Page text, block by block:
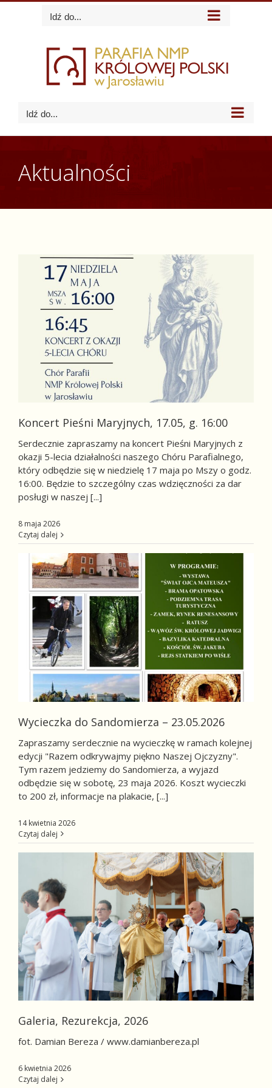
Idź do...
Idź do...
Aktualności
Koncert Pieśni Maryjnych, 17.05, g. 16:00
Serdecznie zapraszamy na koncert Pieśni Maryjnych z
okazji 5-lecia działalności naszego Chóru Parafialnego,
który odbędzie się w niedzielę 17 maja po Mszy o godz.
16:00. Będzie to szczególny czas wdzięczności za dar
posługi w naszej [...]
8 maja 2026
Czytaj dalej
Wycieczka do Sandomierza – 23.05.2026
Zapraszamy serdecznie na wycieczkę w ramach kolejnej
edycji "Razem odkrywajmy piękno Naszej Ojczyzny".
Tym razem jedziemy do Sandomierza, a wyjazd
odbędzie się w sobotę, 23 maja 2026. Koszt wycieczki
to 200 zł, informacje na plakacie, [...]
14 kwietnia 2026
Czytaj dalej
Galeria, Rezurekcja, 2026
fot. Damian Bereza / www.damianbereza.pl
6 kwietnia 2026
Czytaj dalej